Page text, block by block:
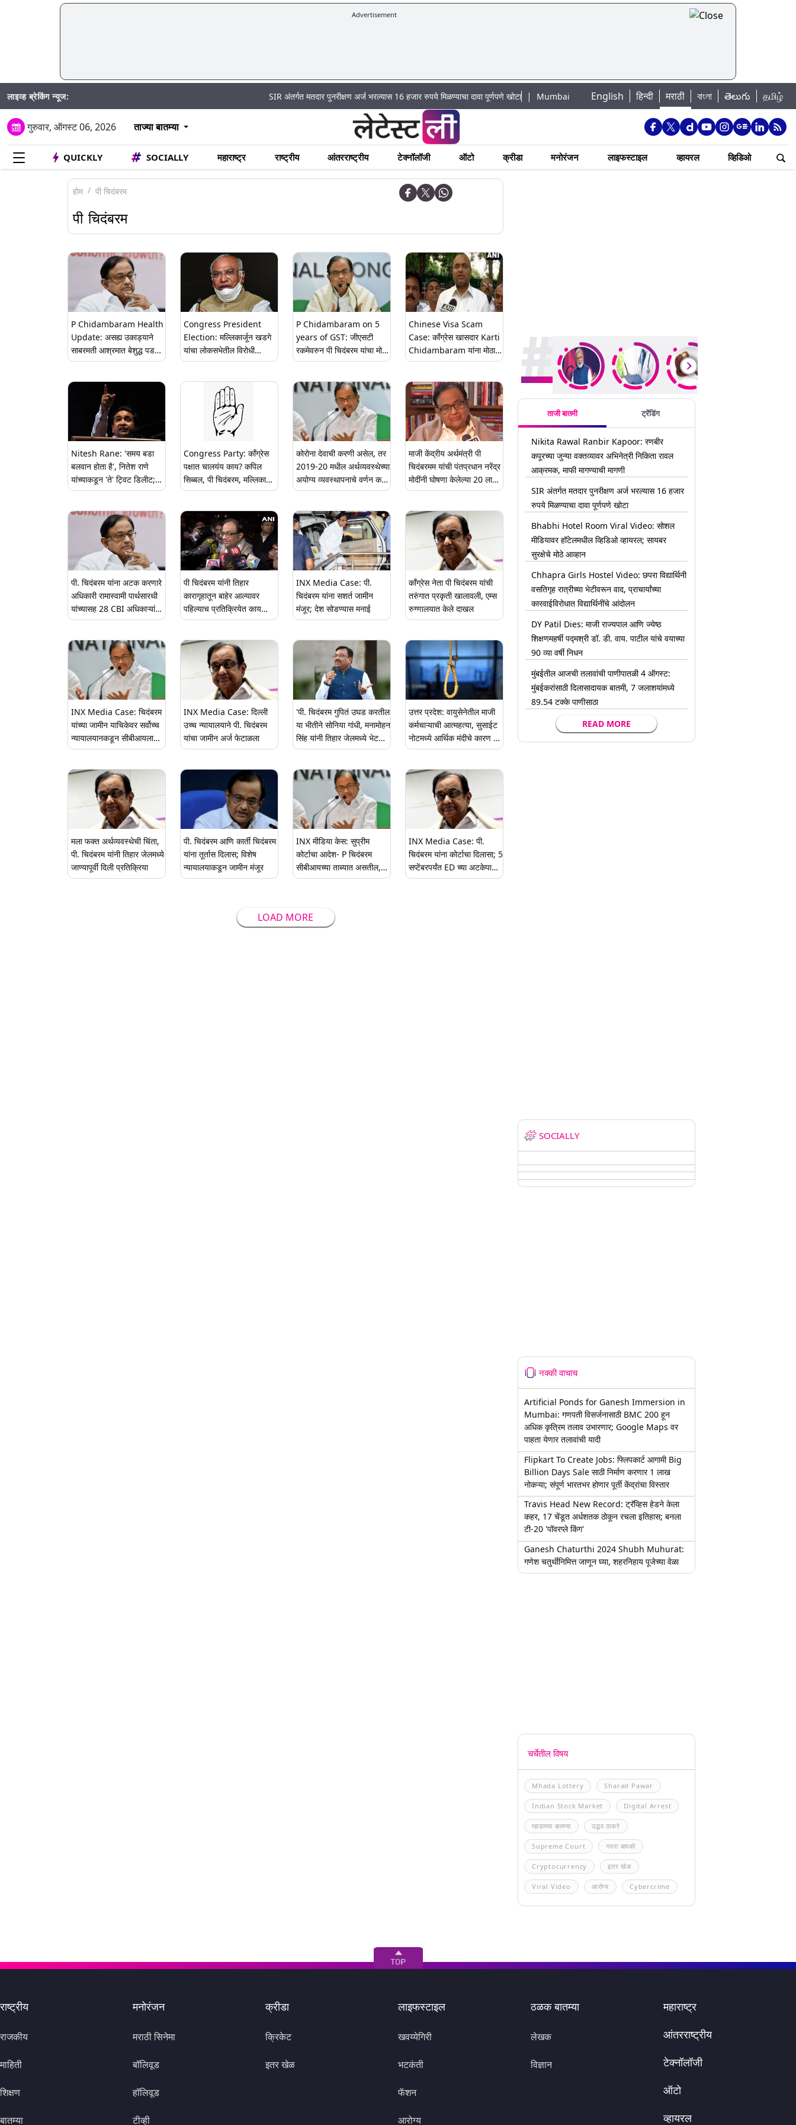
Advertisement
लाइव्ह ब्रेकिंग न्यूज: SIR अंतर्गत मतदार पुनरीक्षण अर्ज भरल्यास 16 हजार रुपये मिळण्याचा दावा पूर्णपणे खोटा|Mumbai Lake Water Levels: मुंबई पाणीपुरवठा अपडेट: शहरातील 7 तलावांमधील जलसाठा
English हिन्दी मराठी বাংলা తెలుగు தமிழ்
गुरुवार, ऑगस्ट 06, 2026 ताज्या बातम्या
QUICKLY SOCIALLY महाराष्ट्र राष्ट्रीय आंतरराष्ट्रीय टेक्नॉलॉजी ऑटो क्रीडा मनोरंजन लाइफस्टाइल व्हायरल व्हिडिओ
होम पी चिदंबरम
पी चिदंबरम
P Chidambaram Health
Update: असह्य उकाड्याने
साबरमती आश्रमात बेशुद्ध पडले
पी चिदंबरम; प्रकृती स्थिर
Congress President
Election: मल्लिकार्जून खडगे
यांचा लोकसभेतील विरोधी
पक्षनेतेपदाचा राजीनामा, सूत्रे पी
शक्यता; शशि थरुर यांचा मार्ग
P Chidambaram on 5
years of GST: जीएसटी
रकमेवरुन पी चिदंबरम यांचा मोदी
सरकारवर घणाघात
Chinese Visa Scam
Case: काँग्रेस खासदार Karti
Chidambaram यांना मोठा
दिलासा! CBI न्यायालयाने 30
Nitesh Rane: 'समय बडा
बलवान होता है', नितेश राणे
यांच्याकडून 'ते' ट्विट डिलीट;
संतोष परब हल्ला प्रकरणात
Congress Party: काँग्रेस
पक्षात चालयंय काय? कपिल
सिब्बल, पी चिदंबरम, मल्लिकार्जुन
खडगे यांच्या विधानामुळे
सोनिया गांधी यांचे मात्र मौन
कोरोना देवाची करणी असेल, तर
2019-20 मधील अर्थव्यवस्थेच्या
अयोग्य व्यवस्थापनाचे वर्णन कसं
कराल? पी. चिदंबरम यांचा निर्मला
माजी केंद्रीय अर्थमंत्री पी
चिदंबरमम यांची पंतप्रधान नरेंद्र
मोदींनी घोषणा केलेल्या 20 लाख
कोटी रुपयांच्या पॅकेजवर टीका,
सर्वसमावेशकतेसाठी पुनर्विचार
पी. चिदंबरम यांना अटक करणारे
अधिकारी रामास्वामी पार्थसारथी
यांच्यासह 28 CBI अधिकाऱ्यांना
राष्ट्रपती पदक
पी चिदंबरम यांनी तिहार
कारागृहातून बाहेर आल्यावर
पहिल्याच प्रतिक्रियेत काय
म्हटले?
INX Media Case: पी.
चिदंबरम यांना सशर्त जामीन
मंजूर; देश सोडण्यास मनाई
काँग्रेस नेता पी चिदंबरम यांची
तरुंगात प्रकृती खालावली, एम्स
रुग्णालयात केले दाखल
INX Media Case: चिदंबरम
यांच्या जामीन याचिकेवर सर्वोच्च
न्यायालयानकडून सीबीआयला
नोटीस
INX Media Case: दिल्ली
उच्च न्यायालयाने पी. चिदंबरम
यांचा जामीन अर्ज फेटाळला
'पी. चिदंबरम गुपितं उघड करतील
या भीतीने सोनिया गांधी, मनामोहन
सिंह यांनी तिहार जेलमध्ये भेट
घेतली असावी'; सुधीर मुनगंटीवार
उत्तर प्रदेश: वायुसेनेतील माजी
कर्मचाऱ्याची आत्महत्या, सुसाईट
नोटमध्ये आर्थिक मंदीचे कारण देत
चिदंबरम यांना ठरवले दोषी
मला फक्त अर्थव्यवस्थेची चिंता,
पी. चिदंबरम यांनी तिहार जेलमध्ये
जाण्यापूर्वी दिली प्रतिक्रिया
पी. चिदंबरम आणि कार्ती चिदंबरम
यांना तूर्तास दिलास; विशेष
न्यायालयाकडून जामीन मंजूर
INX मीडिया केस: सुप्रीम
कोर्टाचा आदेश- P चिदंबरम
सीबीआयच्या ताब्यात असतील,
सध्या तिहार जेलमध्ये पाठविले
INX Media Case: पी.
चिदंबरम यांना कोर्टाचा दिलासा; 5
सप्टेंबरपर्यंत ED च्या अटकेपासून
सुरक्षित
LOAD MORE
ताजी बातमी ट्रेंडिंग
Nikita Rawal Ranbir Kapoor: रणबीर
कपूरच्या जुन्या वक्तव्यावर अभिनेत्री निकिता रावल
आक्रमक, माफी मागण्याची मागणी
SIR अंतर्गत मतदार पुनरीक्षण अर्ज भरल्यास 16 हजार
रुपये मिळण्याचा दावा पूर्णपणे खोटा
Bhabhi Hotel Room Viral Video: सोशल
मीडियावर हॉटेलमधील व्हिडिओ व्हायरल; सायबर
सुरक्षेचे मोठे आव्हान
Chhapra Girls Hostel Video: छपरा विद्यार्थिनी
वसतिगृह रात्रीच्या भेटीवरून वाद, प्राचार्यांच्या
कारवाईविरोधात विद्यार्थिनींचे आंदोलन
DY Patil Dies: माजी राज्यपाल आणि ज्येष्ठ
शिक्षणमहर्षी पद्मश्री डॉ. डी. वाय. पाटील यांचे वयाच्या
90 व्या वर्षी निधन
मुंबईतील आजची तलावांची पाणीपातळी 4 ऑगस्ट:
मुंबईकरांसाठी दिलासादायक बातमी, 7 जलाशयांमध्ये
89.54 टक्के पाणीसाठा
READ MORE
SOCIALLY
नक्की वाचाच
Artificial Ponds for Ganesh Immersion in
Mumbai: गणपती विसर्जनासाठी BMC 200 हून
अधिक कृत्रिम तलाव उभारणार; Google Maps वर
पाहता येणार तलावांची यादी
Flipkart To Create Jobs: फ्लिपकार्ट आगामी Big
Billion Days Sale साठी निर्माण करणार 1 लाख
नोकऱ्या; संपूर्ण भारतभर होणार पूर्ती केंद्रांचा विस्तार
Travis Head New Record: ट्रॅव्हिस हेडने केला
कहर, 17 चेंडूत अर्धशतक ठोकून रचला इतिहास; बनला
टी-20 'पॉवरप्ले किंग'
Ganesh Chaturthi 2024 Shubh Muhurat:
गणेश चतुर्थीनिमित्त जाणून घ्या, शहरनिहाय पूजेच्या वेळा
चर्चेतील विषय
Mhada Lottery Sharad Pawar
Indian Stock Market Digital Arrest
म्हाडाच्या बातम्या उद्धव ठाकरे
Supreme Court नवरा बायको
Cryptocurrency इतर खेळ
Viral Video आरोग्य Cybercrime
राष्ट्रीय
राजकीय
माहिती
शिक्षण
बातम्या
मनोरंजन
मराठी सिनेमा
बॉलिवूड
हॉलिवूड
टीव्ही
क्रीडा
क्रिकेट
इतर खेळ
लाइफस्टाइल
खवय्येगिरी
भटकंती
फॅशन
आरोग्य
ठळक बातम्या
लेखक
विज्ञान
महाराष्ट्र
आंतरराष्ट्रीय
टेक्नॉलॉजी
ऑटो
व्हायरल